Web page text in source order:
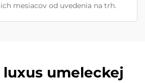
mesiacov od uvedenia na trh.
umeleckej